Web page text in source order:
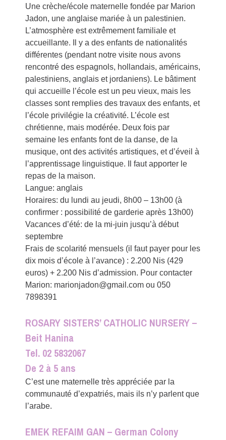
Une crèche/école maternelle fondée par Marion
Jadon, une anglaise mariée à un palestinien.
L’atmosphère est extrêmement familiale et
accueillante. Il y a des enfants de nationalités
différentes (pendant notre visite nous avons
rencontré des espagnols, hollandais, américains,
palestiniens, anglais et jordaniens). Le bâtiment
qui accueille l’école est un peu vieux, mais les
classes sont remplies des travaux des enfants, et
l’école privilégie la créativité. L’école est
chrétienne, mais modérée. Deux fois par
semaine les enfants font de la danse, de la
musique, ont des activités artistiques, et d’éveil à
l’apprentissage linguistique. Il faut apporter le
repas de la maison.
Langue: anglais
Horaires: du lundi au jeudi, 8h00 – 13h00 (à
confirmer : possibilité de garderie après 13h00)
Vacances d’été: de la mi-juin jusqu’à début
septembre
Frais de scolarité mensuels (il faut payer pour les
dix mois d’école à l’avance) : 2.200 Nis (429
euros) + 2.200 Nis d’admission. Pour contacter
Marion: marionjadon@gmail.com ou 050
7898391
ROSARY SISTERS’ CATHOLIC NURSERY –
Beit Hanina
Tel. 02 5832067
De 2 à 5 ans
C’est une maternelle très appréciée par la
communauté d’expatriés, mais ils n’y parlent que
l’arabe.
EMEK REFAIM GAN – German Colony